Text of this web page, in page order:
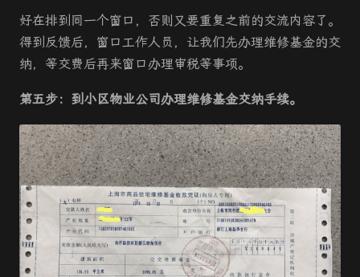
好在排到同一个窗口，否则又要重复之前的交流内容了。
得到反馈后，窗口工作人员，让我们先办理维修基金的交
纳，等交费后再来窗口办理审税等事项。
第五步：到小区物业公司办理维修基金交纳手续。